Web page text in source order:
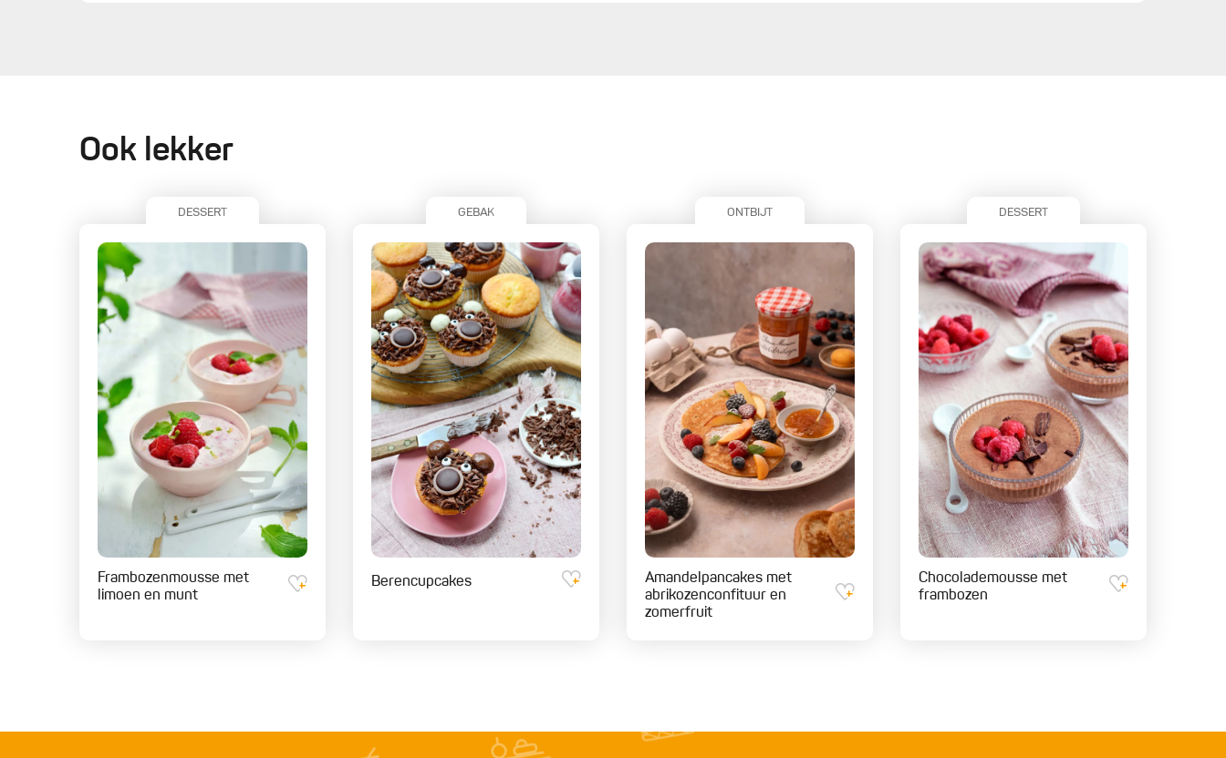
Ook lekker
DESSERT
Frambozenmousse met
limoen en munt
GEBAK
Berencupcakes
ONTBIJT
Amandelpancakes met
abrikozenconfituur en
zomerfruit
DESSERT
Chocolademousse met
frambozen